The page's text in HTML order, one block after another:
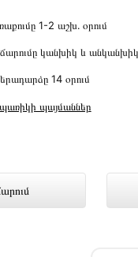
1-2 աշխ․ օրում
կանխիկ և անկանխիկ
14 օրում
պայմաններ
առցանց